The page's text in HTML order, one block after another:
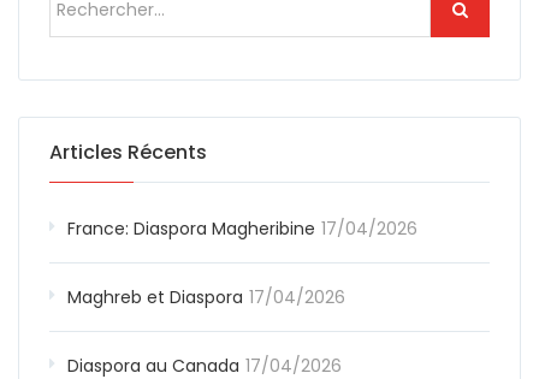
Articles Récents
France: Diaspora Magheribine 17/04/2026
Maghreb et Diaspora 17/04/2026
Diaspora au Canada 17/04/2026